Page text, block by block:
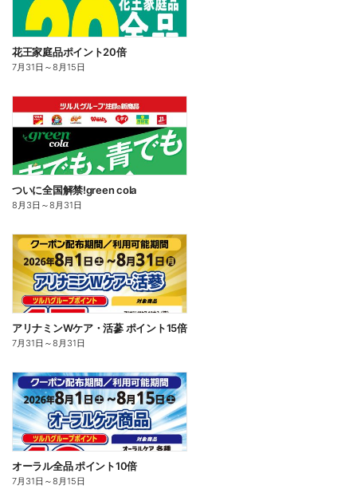
花王家庭品ポイント20倍
7月31日 ～8月15日
ついに全国解禁!green cola
8月3日 ～8月31日
アリナミンWケア・活蔘 ポイント15倍
7月31日 ～8月31日
オーラル全品 ポイント10倍
7月31日 ～8月15日